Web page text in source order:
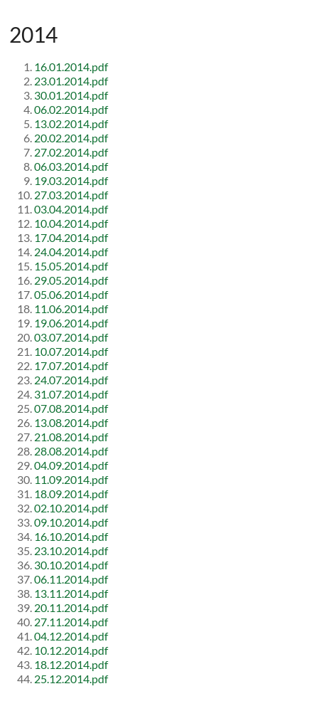
2014
16.01.2014.pdf
23.01.2014.pdf
30.01.2014.pdf
06.02.2014.pdf
13.02.2014.pdf
20.02.2014.pdf
27.02.2014.pdf
06.03.2014.pdf
19.03.2014.pdf
27.03.2014.pdf
03.04.2014.pdf
10.04.2014.pdf
17.04.2014.pdf
24.04.2014.pdf
15.05.2014.pdf
29.05.2014.pdf
05.06.2014.pdf
11.06.2014.pdf
19.06.2014.pdf
03.07.2014.pdf
10.07.2014.pdf
17.07.2014.pdf
24.07.2014.pdf
31.07.2014.pdf
07.08.2014.pdf
13.08.2014.pdf
21.08.2014.pdf
28.08.2014.pdf
04.09.2014.pdf
11.09.2014.pdf
18.09.2014.pdf
02.10.2014.pdf
09.10.2014.pdf
16.10.2014.pdf
23.10.2014.pdf
30.10.2014.pdf
06.11.2014.pdf
13.11.2014.pdf
20.11.2014.pdf
27.11.2014.pdf
04.12.2014.pdf
10.12.2014.pdf
18.12.2014.pdf
25.12.2014.pdf